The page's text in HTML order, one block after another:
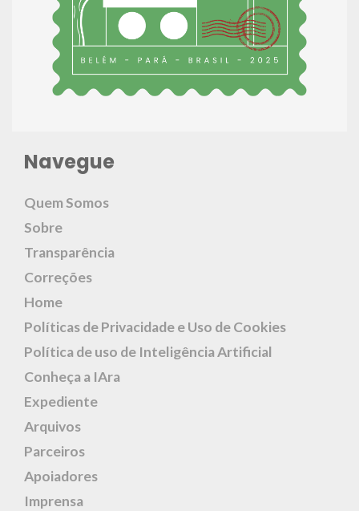
Navegue
Quem Somos
Sobre
Transparência
Correções
Home
Políticas de Privacidade e Uso de Cookies
Política de uso de Inteligência Artificial
Conheça a IAra
Expediente
Arquivos
Parceiros
Apoiadores
Imprensa